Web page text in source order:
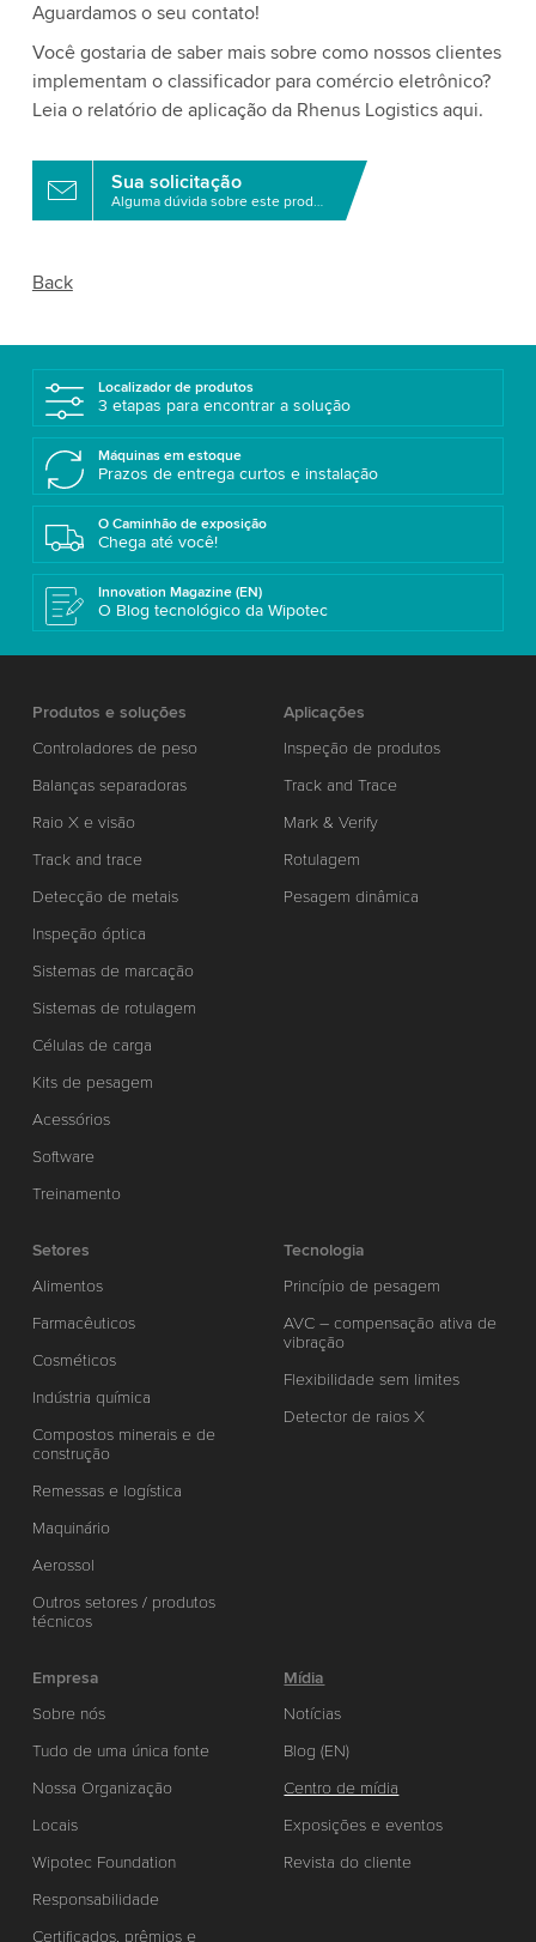
Aguardamos o seu contato!
Você gostaria de saber mais sobre como nossos clientes
implementam o classificador para comércio eletrônico?
Leia o relatório de aplicação da Rhenus Logistics aqui.
Sua solicitação
Alguma dúvida sobre este produto?
Back
Localizador de produtos
3 etapas para encontrar a solução
Máquinas em estoque
Prazos de entrega curtos e instalação
O Caminhão de exposição
Chega até você!
Innovation Magazine (EN)
O Blog tecnológico da Wipotec
Produtos e soluções
Controladores de peso
Balanças separadoras
Raio X e visão
Track and trace
Detecção de metais
Inspeção óptica
Sistemas de marcação
Sistemas de rotulagem
Células de carga
Kits de pesagem
Acessórios
Software
Treinamento
Aplicações
Inspeção de produtos
Track and Trace
Mark & Verify
Rotulagem
Pesagem dinâmica
Setores
Alimentos
Farmacêuticos
Cosméticos
Indústria química
Compostos minerais e de
construção
Remessas e logística
Maquinário
Aerossol
Outros setores / produtos
técnicos
Tecnologia
Princípio de pesagem
AVC – compensação ativa de
vibração
Flexibilidade sem limites
Detector de raios X
Empresa
Sobre nós
Tudo de uma única fonte
Nossa Organização
Locais
Wipotec Foundation
Responsabilidade
Certificados, prêmios e
Mídia
Notícias
Blog (EN)
Centro de mídia
Exposições e eventos
Revista do cliente